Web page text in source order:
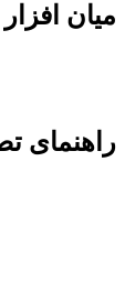
میان
راهنمای